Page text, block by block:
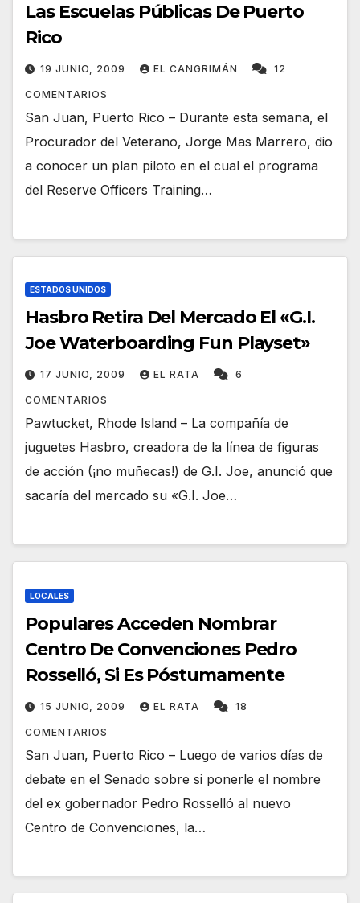
Las Escuelas Públicas De Puerto
Rico
19 JUNIO, 2009 EL CANGRIMÁN 12
COMENTARIOS
San Juan, Puerto Rico – Durante esta semana, el
Procurador del Veterano, Jorge Mas Marrero, dio
a conocer un plan piloto en el cual el programa
del Reserve Officers Training…
ESTADOS UNIDOS
Hasbro Retira Del Mercado El «G.I.
Joe Waterboarding Fun Playset»
17 JUNIO, 2009 EL RATA 6
COMENTARIOS
Pawtucket, Rhode Island – La compañía de
juguetes Hasbro, creadora de la línea de figuras
de acción (¡no muñecas!) de G.I. Joe, anunció que
sacaría del mercado su «G.I. Joe…
LOCALES
Populares Acceden Nombrar
Centro De Convenciones Pedro
Rosselló, Si Es Póstumamente
15 JUNIO, 2009 EL RATA 18
COMENTARIOS
San Juan, Puerto Rico – Luego de varios días de
debate en el Senado sobre si ponerle el nombre
del ex gobernador Pedro Rosselló al nuevo
Centro de Convenciones, la…